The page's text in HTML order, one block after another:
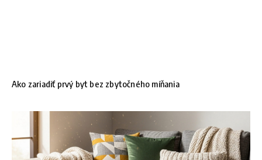
Ako zariadiť prvý byt bez zbytočného míňania